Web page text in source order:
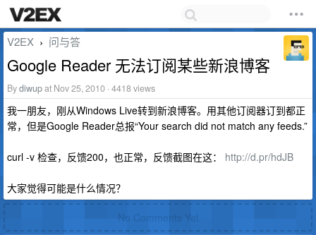
V2EX › 问与答
Google Reader 无法订阅某些新浪博客
Bydiwupat Nov 25, 2010 · 4418 views
我一朋友，刚从Windows Live转到新浪博客。用其他订阅器订到都正
常，但是Google Reader总报“Your search did not match any feeds.”
curl -v 检查，反馈200，也正常，反馈截图在这： http://d.pr/hdJB
大家觉得可能是什么情况？
No Comments Yet